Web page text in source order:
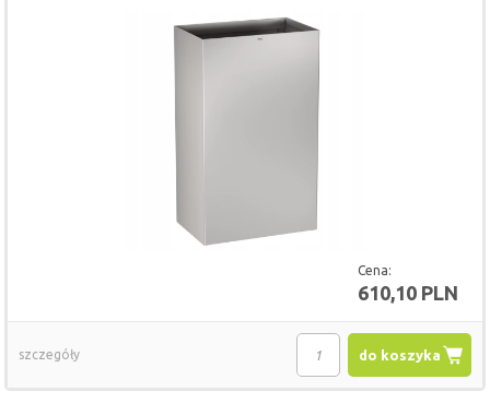
Cena:
610,10 PLN
do koszyka
szczegóły